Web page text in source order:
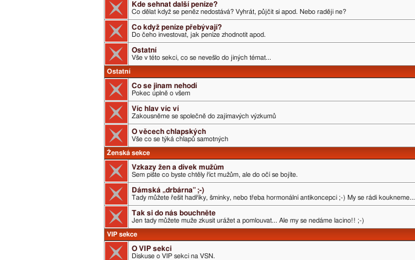
Kde sehnat další peníze?
Co dělat když se peněz nedostává? Vyhrát, půjčit si apod. Nebo raději ne?
Co když peníze přebývají?
Do čeho investovat, jak peníze zhodnotit apod.
Ostatní
Vše v této sekci, co se nevešlo do jiných témat...
Ostatní
Co se jinam nehodí
Pokec úplně o všem
Víc hlav víc ví
Zakousněme se společně do zajímavých výzkumů
O věcech chlapských
Vše co se týká chlapů samotných
Ženská sekce
Vzkazy žen a dívek mužům
Sem pište co byste chtěly říct mužům, ale do očí se bojíte.
Dámská „drbárna” ;-)
Tady můžete řešit hadříky, šminky, nebo třeba hormonální antikoncepci ;-) My se rádi koukneme...
Tak si do nás bouchněte
Jen tady můžete muže zkusit urážet a pomlouvat... Ale my se nedáme lacino!! ;-)
VIP sekce
O VIP sekci
Diskuse o VIP sekci na VSN.